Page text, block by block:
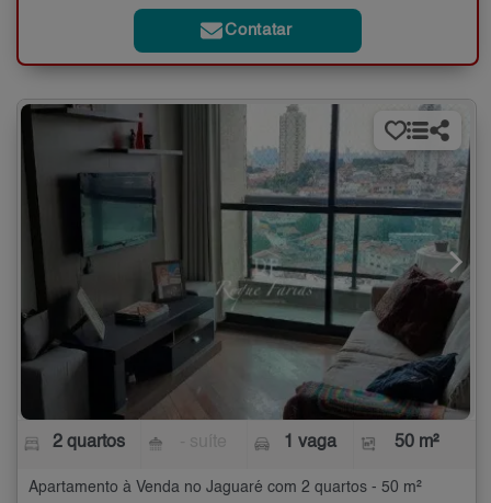
Contatar
2 quartos 1 vaga 50 m²
Apartamento à Venda no Jaguaré com 2 quartos - 50 m²